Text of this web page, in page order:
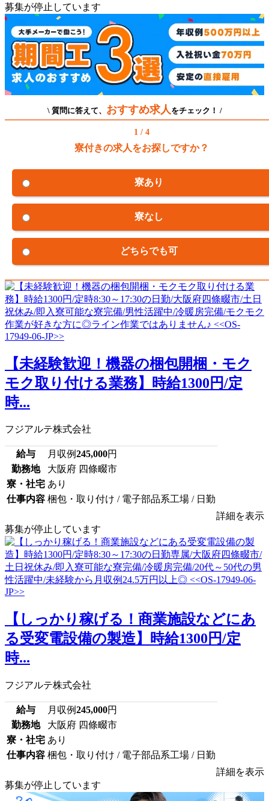
募集が停止しています
\ 質問に答えて、 おすすめ求人 をチェック！ /
1 / 4
寮付きの求人をお探しですか？
寮あり
寮なし
どちらでも可
【未経験歓迎！機器の梱包開梱・モク
モク取り付ける業務】時給1300円/定
時...
フジアルテ株式会社
給与 月収例245,000円
勤務地
大阪府 四條畷市
寮・社宅 あり
仕事内容 梱包・取り付け / 電子部品系工場 / 日勤
詳細を表示
募集が停止しています
【しっかり稼げる！商業施設などにあ
る受変電設備の製造】時給1300円/定
時...
フジアルテ株式会社
給与 月収例245,000円
勤務地
大阪府 四條畷市
寮・社宅 あり
仕事内容 梱包・取り付け / 電子部品系工場 / 日勤
詳細を表示
募集が停止しています